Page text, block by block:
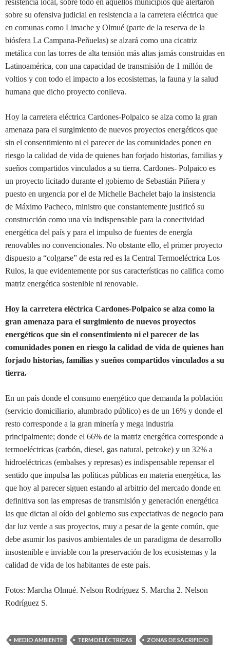
resistencia local, sobre todo en aquellos municipios que alertaron
sobre su ofensiva judicial en resistencia a la carretera eléctrica que
en comunas como Limache y Olmué (parte de la reserva de la
biósfera La Campana-Peñuelas) se alzará como una cicatriz
metálica con las torres de alta tensión más altas jamás construidas en
Latinoamérica, con una capacidad de transmisión de 1 millón de
voltios y con todo el impacto a los ecosistemas, la fauna y la salud
humana que dicho proyecto conlleva.
Hoy la carretera eléctrica Cardones-Polpaico se alza como la gran
amenaza para el surgimiento de nuevos proyectos energéticos que
sin el consentimiento ni el parecer de las comunidades ponen en
riesgo la calidad de vida de quienes han forjado historias, familias y
sueños compartidos vinculados a su tierra. Cardones- Polpaico es
un proyecto licitado durante el gobierno de Sebastián Piñera y
puesto en urgencia por el de Michelle Bachelet bajo la insistencia
de Máximo Pacheco, ministro que constantemente justificó su
construcción como una vía indispensable para la conectividad
energética del país y para el impulso de fuentes de energía
renovables no convencionales. No obstante ello, el primer proyecto
dispuesto a “colgarse” de esta red es la Central Termoeléctrica Los
Rulos, la que evidentemente por sus características no califica como
matriz energética sostenible ni renovable.
Hoy la carretera eléctrica Cardones-Polpaico se alza como la
gran amenaza para el surgimiento de nuevos proyectos
energéticos que sin el consentimiento ni el parecer de las
comunidades ponen en riesgo la calidad de vida de quienes han
forjado historias, familias y sueños compartidos vinculados a su
tierra.
En un país donde el consumo energético que demanda la población
(servicio domiciliario, alumbrado público) es de un 16% y donde el
resto corresponde a la gran minería y mega industria
principalmente; donde el 66% de la matriz energética corresponde a
termoeléctricas (carbón, diesel, gas natural, petcoke) y un 32% a
hidroeléctricas (embalses y represas) es indispensable repensar el
sentido que impulsa las políticas públicas en materia energética, las
que hoy al parecer siguen estando al arbitrio del mercado donde en
definitiva son las empresas de transmisión y generación energética
las que dictan al oído del gobierno sus expectativas de negocio para
dar luz verde a sus proyectos, muy a pesar de la gente común, que
debe asumir los pasivos ambientales de un paradigma de desarrollo
insostenible e inviable con la preservación de los ecosistemas y la
calidad de vida de los habitantes de este país.
Fotos: Marcha Olmué. Nelson Rodríguez S. Marcha 2. Nelson
Rodríguez S.
MEDIO AMBIENTE TERMOELÉCTRICAS ZONAS DE SACRIFICIO